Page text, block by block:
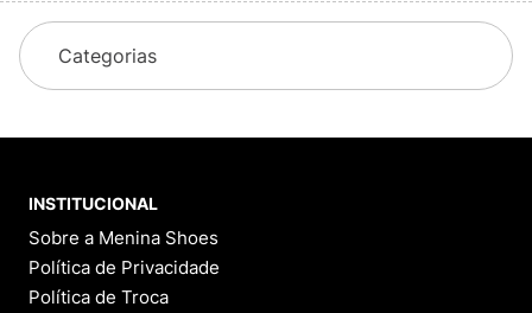
Categorias
INSTITUCIONAL
Sobre a Menina Shoes
Política de Privacidade
Política de Troca